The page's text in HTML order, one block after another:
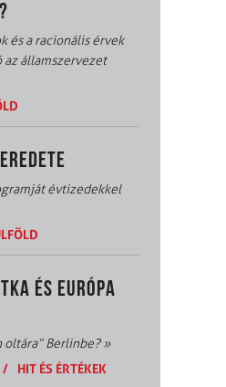
és a racionális érvek
az államszervezet
évtizedekkel
ÉS EURÓPA
oltára” Berlinbe?»
/ HIT ÉS ÉRTÉKEK